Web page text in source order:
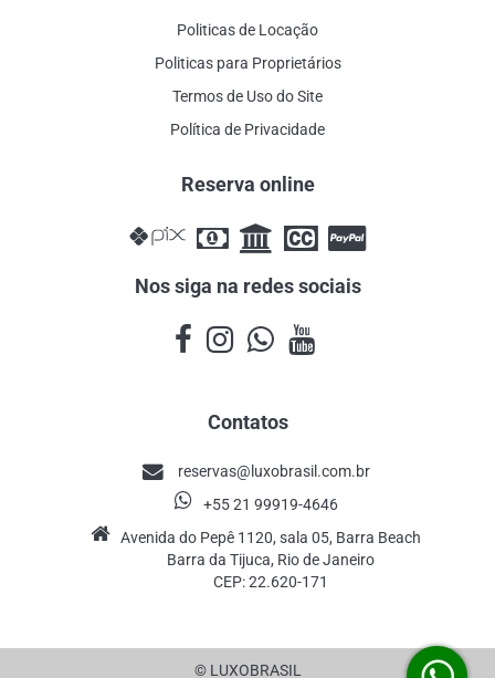
Politicas de Locação
Politicas para Proprietários
Termos de Uso do Site
Política de Privacidade
Reserva online
Nos siga na redes sociais
Contatos
reservas@luxobrasil.com.br
+55 21 99919-4646
Avenida do Pepê 1120, sala 05, Barra Beach
Barra da Tijuca, Rio de Janeiro
CEP: 22.620-171
© LUXOBRASIL